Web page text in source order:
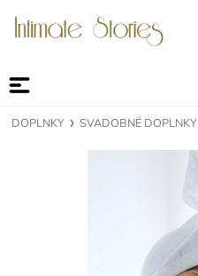
DOPLNKY SVADOBNÉ DOPLNKY